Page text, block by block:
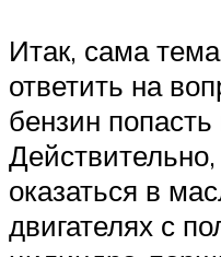
Итак, сама
ответить на
бензин
оказаться в
двигателях с